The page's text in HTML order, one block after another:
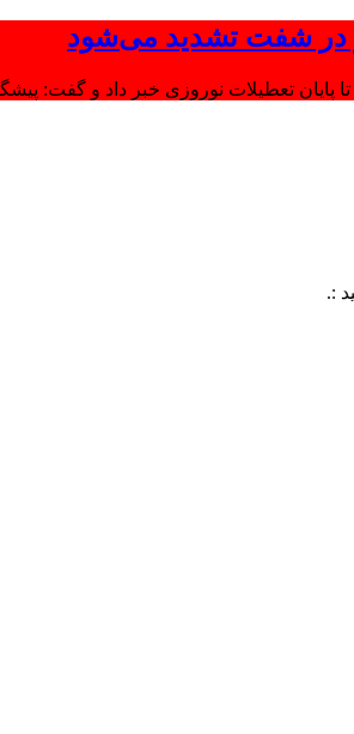
در شفت تشدید می‌شود
تعطیلات نوروزی خبر داد و گفت: